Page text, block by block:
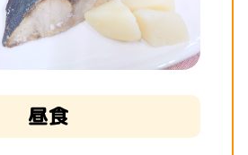
昼食